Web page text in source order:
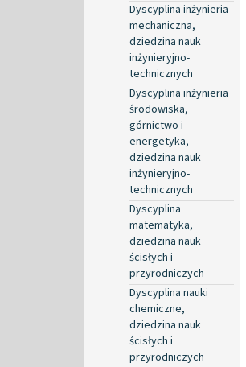
Dyscyplina inżynieria
mechaniczna,
dziedzina nauk
inżynieryjno-
technicznych
Dyscyplina inżynieria
środowiska,
górnictwo i
energetyka,
dziedzina nauk
inżynieryjno-
technicznych
Dyscyplina
matematyka,
dziedzina nauk
ścisłych i
przyrodniczych
Dyscyplina nauki
chemiczne,
dziedzina nauk
ścisłych i
przyrodniczych